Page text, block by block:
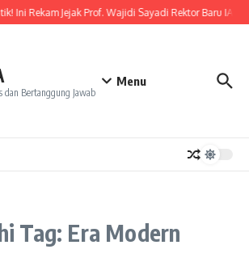
Ini Rekam Jejak Prof. Wajidi Sayadi Rektor Baru IAIN
dan Bertanggung Jawab
Menu
Tag: Era Modern